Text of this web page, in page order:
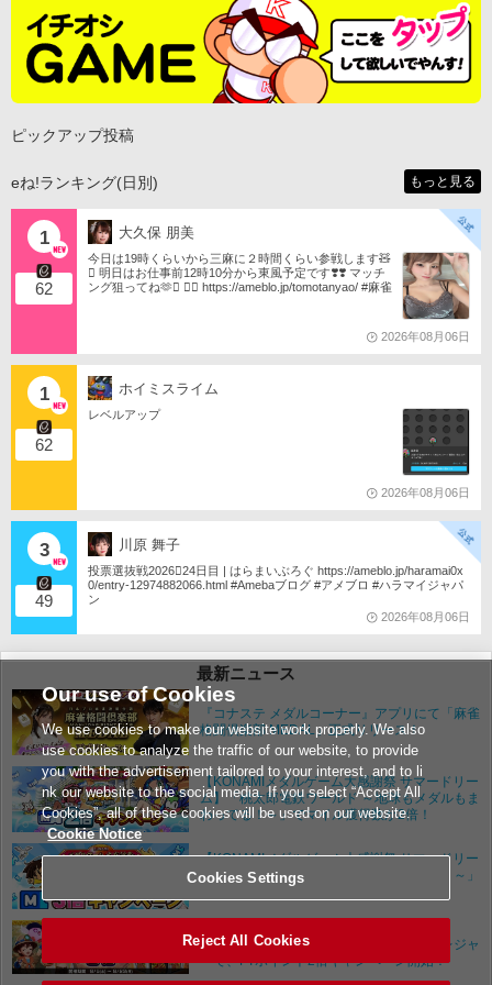
ピックアップ投稿
eね!ランキング(日別) もっと見る
1
62
大久保 朋美
今日は19時くらいから三麻に２時間くらい参戦します🧸
󾬏 明日はお仕事前12時10分から東風予定です❣️❣️ マッチ
ング狙ってね🫶󾬍 󾕆⇨ https://ameblo.jp/tomotanyao/ #麻雀
2026年08月06日
1
62
ホイミスライム
レベルアップ
2026年08月06日
3
49
川原 舞子
投票選抜戦2026󾇟24日目 | はらまいぶろぐ https://ameblo.jp/haramai0x
0/entry-12974882066.html #Amebaブログ #アメブロ #ハラマイジャパ
ン
2026年08月06日
最新ニュース
『コナステ メダルコーナー』アプリにて「麻雀
格闘倶楽部 MEDAL」正式リリース！
【KONAMIメダルゲーム大感謝祭 サマードリー
ム】「桃太郎電鉄ワールド ～地球もメダルもま
わってる！～」でマイル獲得数が2倍！
【KONAMIメダルゲーム大感謝祭 サマードリー
ム】「桃太郎電鉄 ～メダルゲームも定番！～」
フォーチュントリニティ ジュラシックトレジャ
ーで、FTポイント2倍キャンペーン開始！
Our use of Cookies
We use cookies to make our website work properly. We also
use cookies to analyze the traffic of our website, to provide
you with the advertisement tailored to your interest, and to li
nk our website to the social media. If you select “Accept All
Cookies”, all of these cookies will be used on our website.
Cookie Notice
Cookies Settings
Reject All Cookies